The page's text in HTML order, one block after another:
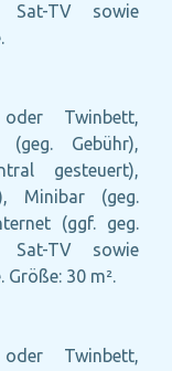
Sat-TV sowie
Twinbett,
Gebühr),
gesteuert),
Minibar (geg.
(ggf. geg.
Sat-TV sowie
30 m².
Twinbett,